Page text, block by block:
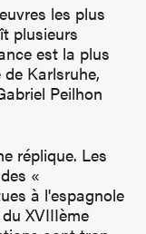
les plus
plusieurs
est la plus
Karlsruhe,
Peilhon
réplique. Les
«
à l'espagnole
XVIIIème